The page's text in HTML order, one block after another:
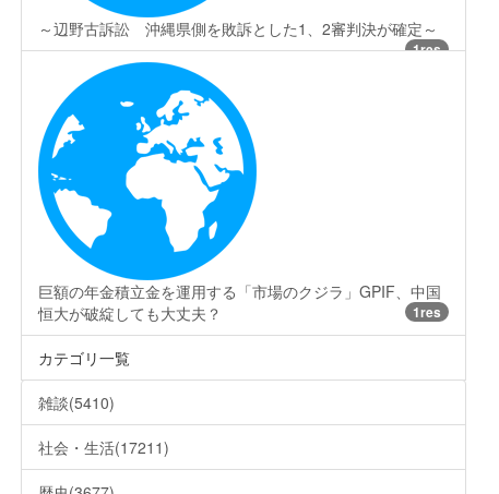
～辺野古訴訟 沖縄県側を敗訴とした1、2審判決が確定～
1res
巨額の年金積立金を運用する「市場のクジラ」GPIF、中国
恒大が破綻しても大丈夫？
1res
カテゴリ一覧
雑談(5410)
社会・生活(17211)